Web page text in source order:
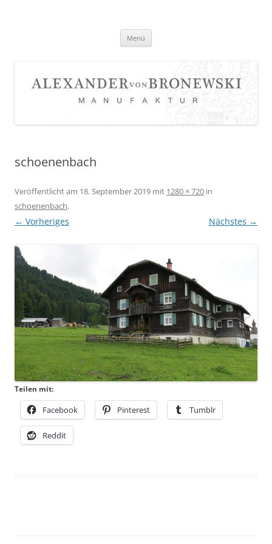
Menü
schoenenbach
Veröffentlicht am 18. September 2019 mit 1280 × 720 in
schoenenbach.
← Vorheriges Nächstes →
Teilen mit:
Facebook Pinterest Tumblr
Reddit